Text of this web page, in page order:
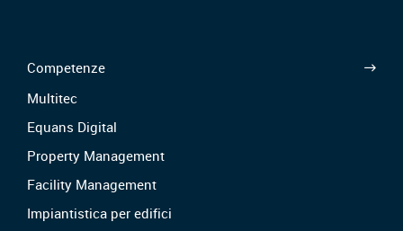
Competenze
Multitec
Equans Digital
Property Management
Facility Management
Impiantistica per edifici